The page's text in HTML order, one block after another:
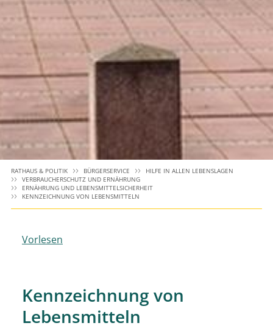
RATHAUS & POLITIK BÜRGERSERVICE
HILFE IN ALLEN LEBENSLAGEN
VERBRAUCHERSCHUTZ UND ERNÄHRUNG
ERNÄHRUNG UND LEBENSMITTELSICHERHEIT
KENNZEICHNUNG VON LEBENSMITTELN
Vorlesen
Kennzeichnung von
Lebensmitteln